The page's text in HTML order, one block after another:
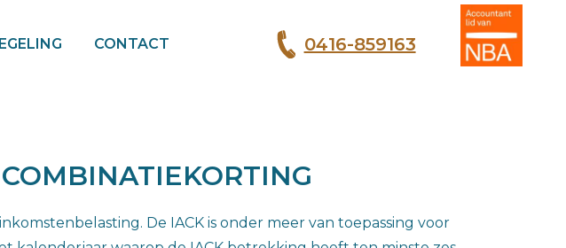
CONTACT 0416-859163
De IACK is onder meer van toepassing voor